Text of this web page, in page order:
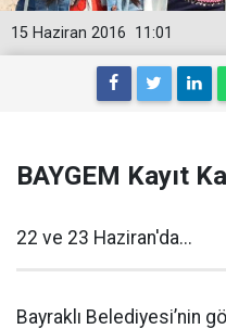
11:01
15 Haziran 2016
BAYGEM Kayıt
22 ve 23 Haziran'da...
Bayraklı Belediyesi’nin